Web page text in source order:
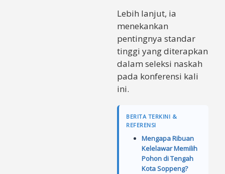
Lebih lanjut, ia
menekankan
pentingnya standar
tinggi yang diterapkan
dalam seleksi naskah
pada konferensi kali
ini.
BERITA TERKINI &
REFERENSI
Mengapa Ribuan
Kelelawar Memilih
Pohon di Tengah
Kota Soppeng?